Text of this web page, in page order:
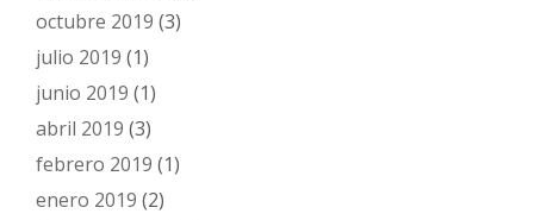
octubre 2019 (3)
julio 2019 (1)
junio 2019 (1)
abril 2019 (3)
febrero 2019 (1)
enero 2019 (2)